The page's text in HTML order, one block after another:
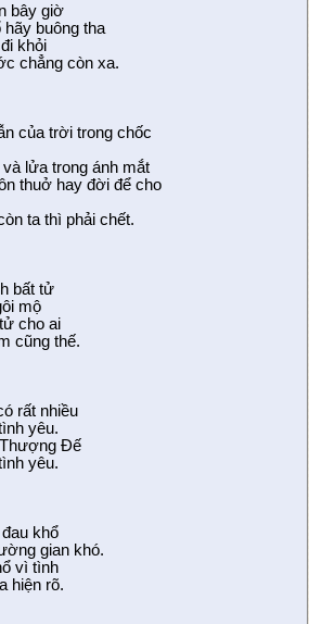
bây giờ
hãy buông tha
khỏi
chẳng còn xa.
của trời trong chốc
lửa trong ánh mắt
thuở hay đời để cho
ta thì phải chết.
bất tử
mộ
cho ai
cũng thế.
rất nhiều
yêu.
Đế
yêu.
khổ
gian khó.
vì tình
hiện rõ.